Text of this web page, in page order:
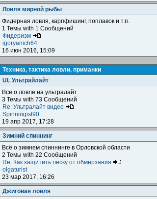
Ловля мирной рыбы
Фидерная ловля, карпфишинг, поплавок и т.п.
1 Темы with 1 Сообщений
Фидеризм
igoryanich64
16 июн 2016, 15:09
Техника, тактика ловли, приманки
UL Ультрайлайт
Все о ловле на ультралайт
3 Темы with 73 Сообщений
Re: Ультралайт видео
Spinningist90
19 апр 2017, 17:28
Зимний спиннинг
Всё о зимнем спиннинге в Орловской области
2 Темы with 22 Сообщений
Re: Как защитить леску от обмерзания
olgaturist
23 мар 2017, 16:26
Джиговая ловля